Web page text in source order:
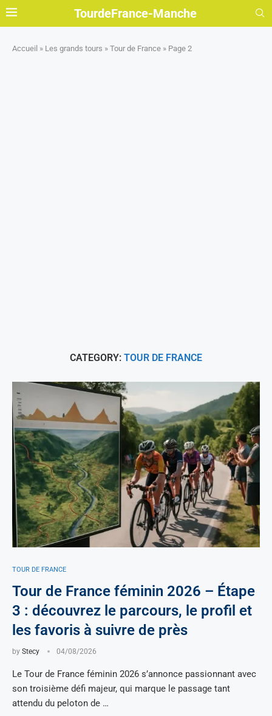
TourdeFrance-Manche
Accueil » Les grands tours » Tour de France » Page 2
CATEGORY: TOUR DE FRANCE
TOUR DE FRANCE
Tour de France féminin 2026 – Étape
3 : découvrez le parcours, le profil et
les favoris à suivre de près
by Stecy 04/08/2026
Le Tour de France féminin 2026 s’annonce passionnant avec
son troisième défi majeur, qui marque le passage tant
attendu du peloton de …